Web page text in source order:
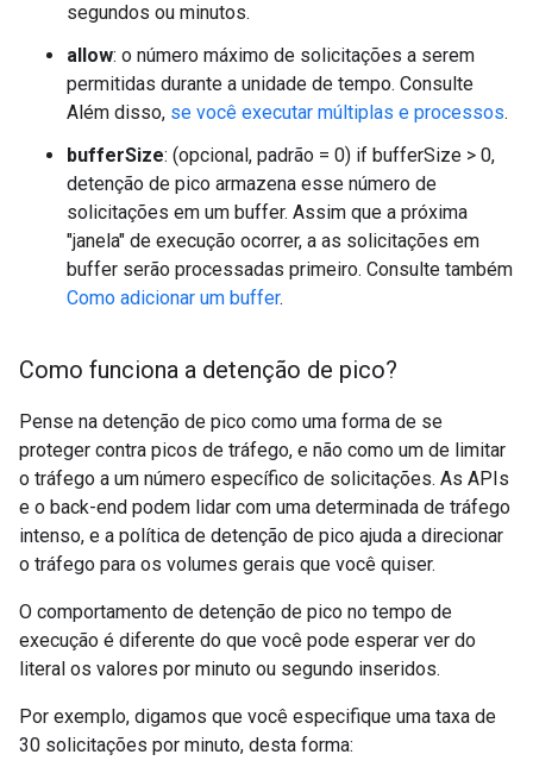
segundos ou minutos.
allow: o número máximo de solicitações a serem
permitidas durante a unidade de tempo. Consulte
Além disso, se você executar múltiplas e processos.
bufferSize: (opcional, padrão = 0) if bufferSize > 0,
detenção de pico armazena esse número de
solicitações em um buffer. Assim que a próxima
"janela" de execução ocorrer, a as solicitações em
buffer serão processadas primeiro. Consulte também
Como adicionar um buffer.
Como funciona a detenção de pico?
Pense na detenção de pico como uma forma de se
proteger contra picos de tráfego, e não como um de limitar
o tráfego a um número específico de solicitações. As APIs
e o back-end podem lidar com uma determinada de tráfego
intenso, e a política de detenção de pico ajuda a direcionar
o tráfego para os volumes gerais que você quiser.
O comportamento de detenção de pico no tempo de
execução é diferente do que você pode esperar ver do
literal os valores por minuto ou segundo inseridos.
Por exemplo, digamos que você especifique uma taxa de
30 solicitações por minuto, desta forma: